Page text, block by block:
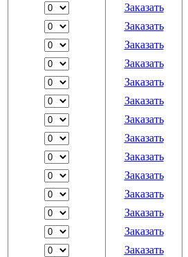
Заказать
Заказать
Заказать
Заказать
Заказать
Заказать
Заказать
Заказать
Заказать
Заказать
Заказать
Заказать
Заказать
Заказать